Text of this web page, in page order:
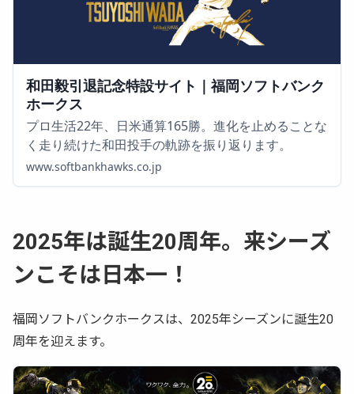
和田毅引退記念特設サイト｜福岡ソフトバンク
ホークス
プロ生活22年、日米通算165勝。進化を止めることな
く走り続けた和田投手の軌跡を振り返ります。
www.softbankhawks.co.jp
2025年は誕生20周年。来シーズ
ンこそは日本一！
福岡ソフトバンクホークスは、2025年シーズンに誕生20
周年を迎えます。